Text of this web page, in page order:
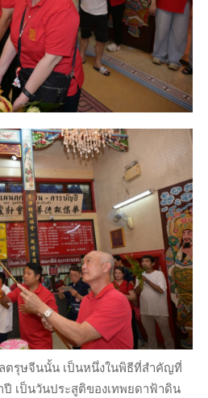
ลตรุษจีนนั้น เป็นหนึ่งในพิธีที่สำคัญที่
เป็นวันประสูติของเทพยดาฟ้าดิน